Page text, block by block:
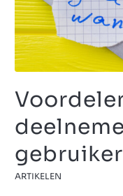
ARTIKELEN